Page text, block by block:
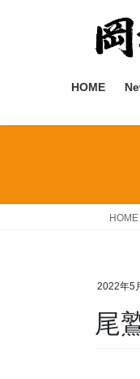
ス
ン
HOME
HOME
2022年5
尾